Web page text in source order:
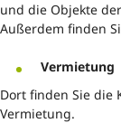
und die Objekte
Außerdem finden
Vermietung
Dort finden Sie die
Vermietung.